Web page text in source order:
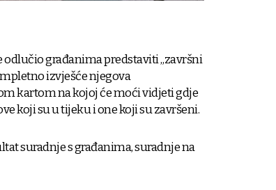
odlučio građanima predstaviti „završni
izvješće njegova
kartom na kojoj će moći vidjeti gdje
koji su u tijeku i one koji su završeni.
suradnje s građanima, suradnje na